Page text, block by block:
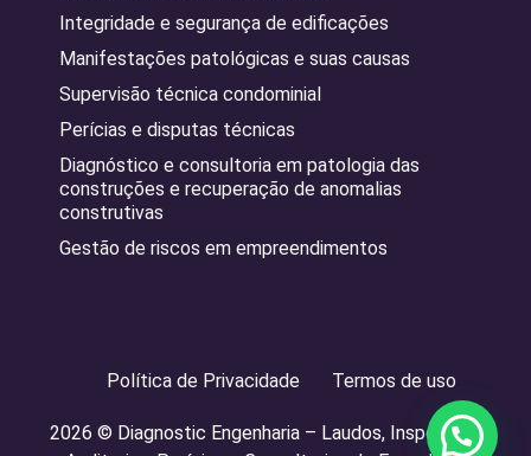
Integridade e segurança de edificações
Manifestações patológicas e suas causas
Supervisão técnica condominial
Perícias e disputas técnicas
Diagnóstico e consultoria em patologia das
construções e recuperação de anomalias
construtivas
Gestão de riscos em empreendimentos
Política de Privacidade Termos de uso
2026 © Diagnostic Engenharia – Laudos, Inspeções,